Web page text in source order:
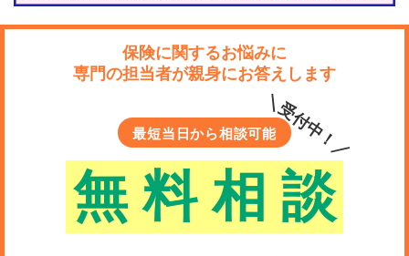
保険に関するお悩みに
専門の担当者が親身にお答えします
最短当日から相談可能
無 料 相 談
＼受付中！／